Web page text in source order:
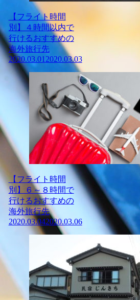
【フライト時間
別】４時間以内で
行けるおすすめの
海外旅行先
2020.03.01 2020.03.03
【フライト時間
別】６～８時間で
行けるおすすめの
海外旅行先
2020.03.042020.03.06